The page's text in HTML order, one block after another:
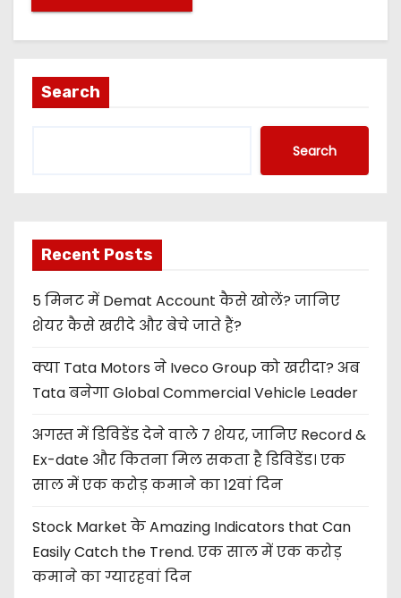
Search
Search
Recent Posts
5 मिनट में Demat Account कैसे खोलें? जानिए
शेयर कैसे खरीदे और बेचे जाते हैं?
क्या Tata Motors ने Iveco Group को खरीदा? अब
Tata बनेगा Global Commercial Vehicle Leader
अगस्त में डिविडेंड देने वाले 7 शेयर, जानिए Record &
Ex-date और कितना मिल सकता है डिविडेंड। एक
साल में एक करोड़ कमाने का 12वां दिन
Stock Market के Amazing Indicators that Can
Easily Catch the Trend. एक साल में एक करोड़
कमाने का ग्यारहवां दिन